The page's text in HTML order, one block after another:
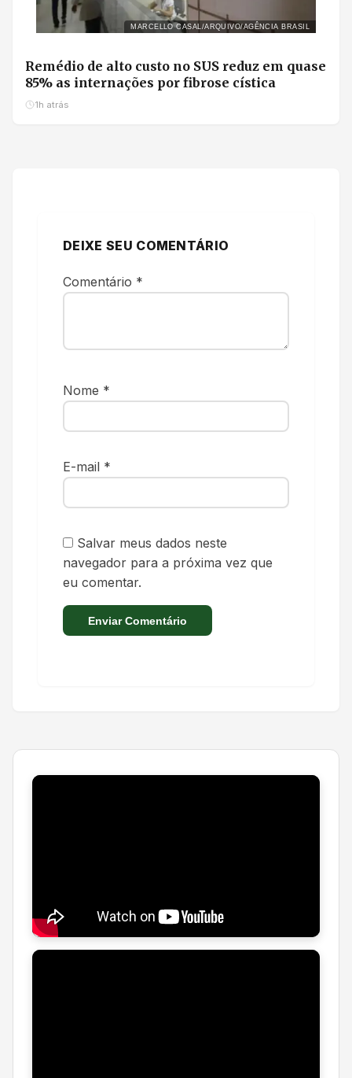
MARCELLO CASAL/ARQUIVO/AGÊNCIA BRASIL
Remédio de alto custo no SUS reduz em quase
85% as internações por fibrose cística
1h atrás
DEIXE SEU COMENTÁRIO
Comentário *
Nome *
E-mail *
Salvar meus dados neste
navegador para a próxima vez que
eu comentar.